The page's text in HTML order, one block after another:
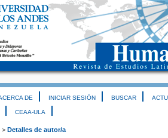
DE INICIAR SESIÓN BUSCAR
CEAA-ULA
> Detalles de autor/a